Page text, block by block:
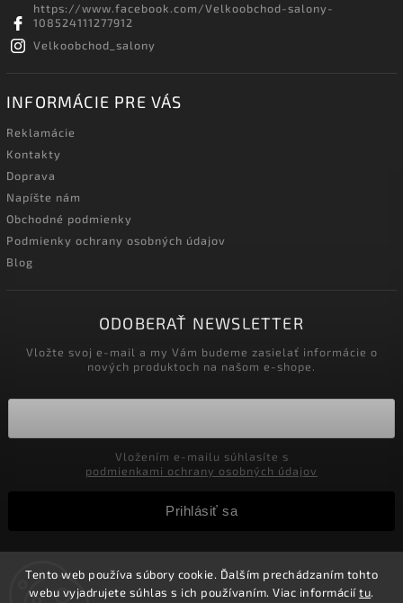
Tento web používa súbory cookie. Ďalším prechádzaním tohto
webu vyjadrujete súhlas s ich používaním. Viac informáciítu.
https://www.facebook.com/Velkoobchod-salony-
108524111277912
Velkoobchod_salony
INFORMÁCIE PRE VÁS
Reklamácie
Kontakty
Doprava
Napíšte nám
Obchodné podmienky
Podmienky ochrany osobných údajov
Blog
ODOBERAŤ NEWSLETTER
Vložte svoj e-mail a my Vám budeme zasielať informácie o
nových produktoch na našom e-shope.
podmienkami ochrany osobných údajov
Prihlásiť sa
Copyright 2026 Velkoobchod-salony.sk. Všetky práva
vyhradené.